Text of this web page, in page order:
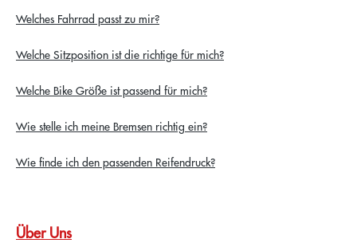
Welches Fahrrad passt zu mir?
Welche Sitzposition ist die richtige für mich?
Welche Bike Größe ist passend für mich?
Wie stelle ich meine Bremsen richtig ein?
Wie finde ich den passenden Reifendruck?
Über Uns